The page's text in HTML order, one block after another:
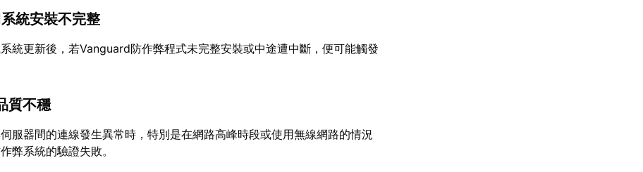
統安裝不完整
統更新後，若Vanguard防作弊程式未完整安裝或中途遭中斷，便可能觸發
質不穩
服器間的連線發生異常時，特別是在網路高峰時段或使用無線網路的情況
弊系統的驗證失敗。